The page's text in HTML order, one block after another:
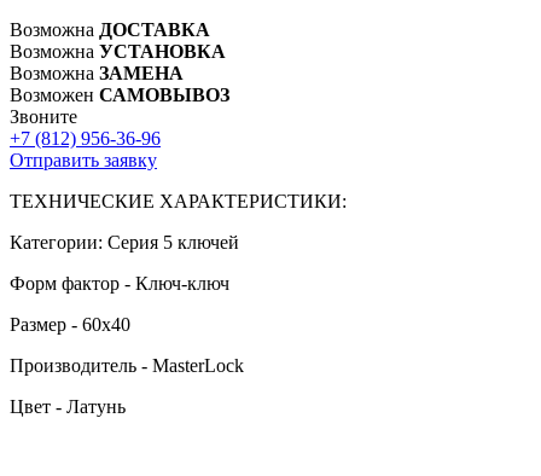
Возможна ДОСТАВКА
Возможна УСТАНОВКА
Возможна ЗАМЕНА
Возможен САМОВЫВОЗ
Звоните
+7 (812) 956-36-96
Отправить заявку
ТЕХНИЧЕСКИЕ ХАРАКТЕРИСТИКИ:
Категории: Серия 5 ключей
Форм фактор - Ключ-ключ
Размер - 60х40
Производитель - MasterLock
Цвет - Латунь